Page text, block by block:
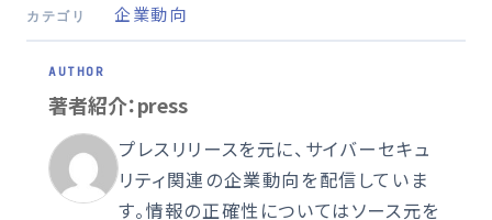
カテゴリ 企業動向
著者紹介：press
プレスリリースを元に、サイバーセキュ
リティ関連の企業動向を配信していま
す。情報の正確性についてはソース元を